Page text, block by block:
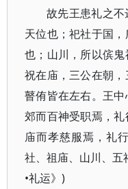
故先王患礼之
天位也；祀社于国
也；山川，所以傧
祝在庙，三公在朝
瞽侑皆在左右。王
郊而百神受职焉，
庙而孝慈服焉，礼
社、祖庙、山川、
•礼运》)